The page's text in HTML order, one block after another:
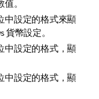
。
中設定的格式來顯
貨幣設定。
中設定的格式，顯
中設定的格式，顯